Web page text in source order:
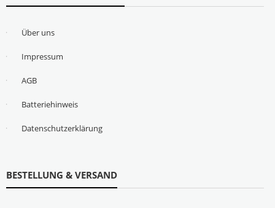
Über uns
Impressum
AGB
Batteriehinweis
Datenschutzerklärung
BESTELLUNG & VERSAND